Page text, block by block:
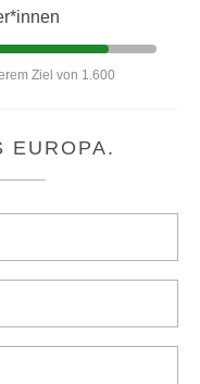
Ziel von 1.600
EUROPA.